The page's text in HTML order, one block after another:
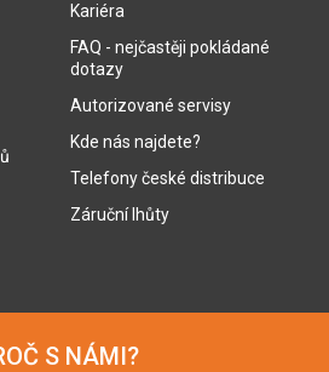
Kariéra
FAQ - nejčastěji pokládané
dotazy
Autorizované servisy
Kde nás najdete?
Telefony české distribuce
Záruční lhůty
S NÁMI?